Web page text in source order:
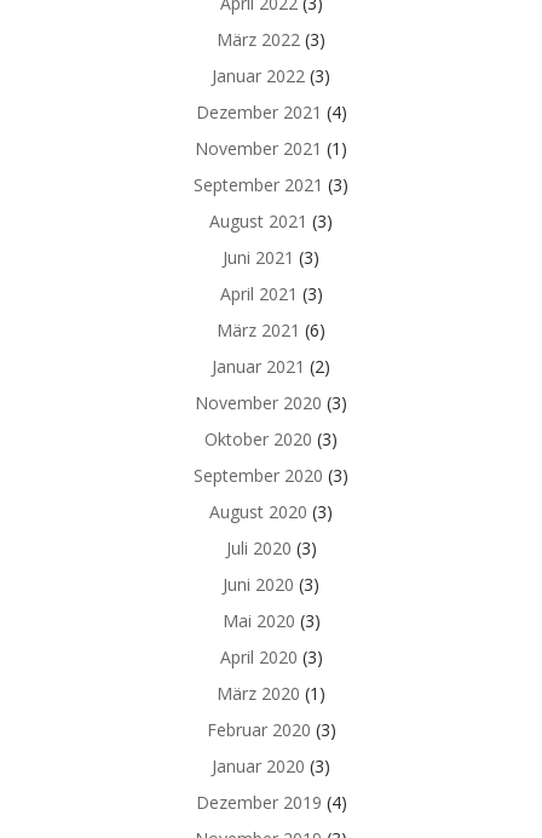
März 2022 (3)
Januar 2022 (3)
Dezember 2021 (4)
November 2021 (1)
September 2021 (3)
August 2021 (3)
Juni 2021 (3)
April 2021 (3)
März 2021 (6)
Januar 2021 (2)
November 2020 (3)
Oktober 2020 (3)
September 2020 (3)
August 2020 (3)
Juli 2020 (3)
Juni 2020 (3)
Mai 2020 (3)
April 2020 (3)
März 2020 (1)
Februar 2020 (3)
Januar 2020 (3)
Dezember 2019 (4)